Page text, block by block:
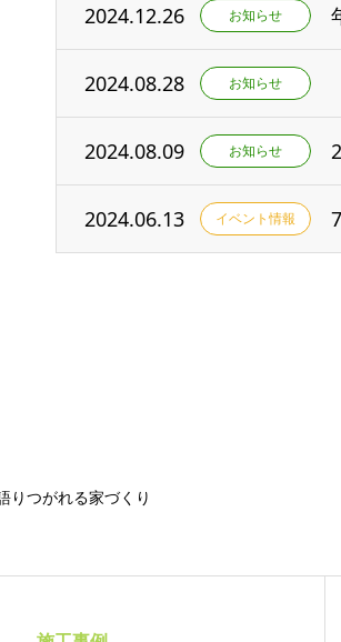
2024.12.26 お知らせ
2024.08.28 お知らせ
2024.08.09 お知らせ
2024.06.13 イベント情報
りつがれる家づくり